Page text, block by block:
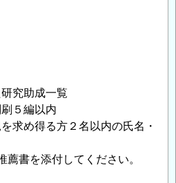
究助成一覧
５編以内
求め得る方２名以内の氏名・
書を添付してください。